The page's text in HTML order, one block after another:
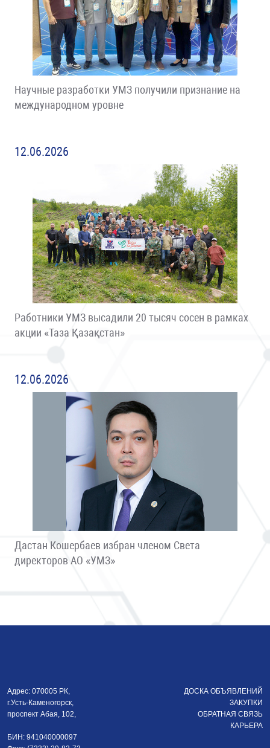
Научные разработки УМЗ получили признание на
международном уровне
12.06.2026
Работники УМЗ высадили 20 тысяч сосен в рамках
акции «Таза Қазақстан»
12.06.2026
Дастан Кошербаев избран членом Света
директоров АО «УМЗ»
Адрес: 070005 РК,
г.Усть-Каменогорск,
проспект Абая, 102,
БИН: 941040000097
ДОСКА ОБЪЯВЛЕНИЙ
ЗАКУПКИ
ОБРАТНАЯ СВЯЗЬ
КАРЬЕРА